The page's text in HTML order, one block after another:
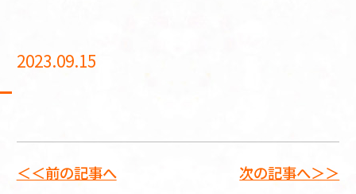
2023.09.15
＜＜前の記事へ 次の記事へ＞＞